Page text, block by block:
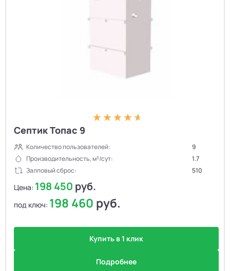
Септик Топас 9
Количество пользователей:
9
Производительность, м³/сут:
1.7
Залповый сброс:
510
Цена: 198 450 руб.
под ключ: 198 460 руб.
Купить в 1 клик
Подробнее